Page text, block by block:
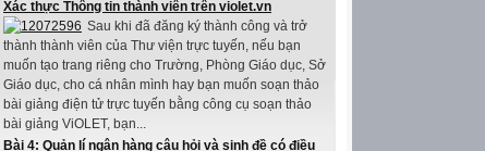
Xác thực Thông tin thành viên trên violet.vn
Sau khi đã đăng ký thành công và trở
thành thành viên của Thư viện trực tuyến, nếu bạn
muốn tạo trang riêng cho Trường, Phòng Giáo dục, Sở
Giáo dục, cho cá nhân mình hay bạn muốn soạn thảo
bài giảng điện tử trực tuyến bằng công cụ soạn thảo
bài giảng ViOLET, bạn...
Bài 4: Quản lí ngân hàng câu hỏi và sinh đề có điều